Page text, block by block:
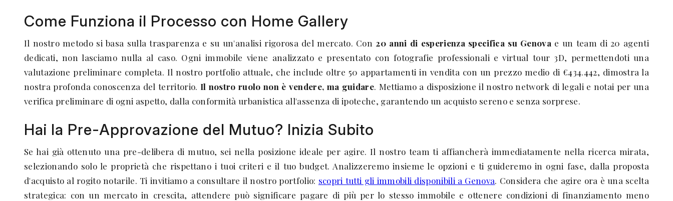
Come Funziona il Processo con Home Gallery
Il nostro metodo si basa sulla trasparenza e su un'analisi rigorosa del mercato. Con 20 anni di esperienza specifica su Genova e un team di 20 agenti
dedicati, non lasciamo nulla al caso. Ogni immobile viene analizzato e presentato con fotografie professionali e virtual tour 3D, permettendoti una
valutazione preliminare completa. Il nostro portfolio attuale, che include oltre 50 appartamenti in vendita con un prezzo medio di €434.442, dimostra la
nostra profonda conoscenza del territorio. Il nostro ruolo non è vendere, ma guidare. Mettiamo a disposizione il nostro network di legali e notai per una
verifica preliminare di ogni aspetto, dalla conformità urbanistica all'assenza di ipoteche, garantendo un acquisto sereno e senza sorprese.
Hai la Pre-Approvazione del Mutuo? Inizia Subito
Se hai già ottenuto una pre-delibera di mutuo, sei nella posizione ideale per agire. Il nostro team ti affiancherà immediatamente nella ricerca mirata,
selezionando solo le proprietà che rispettano i tuoi criteri e il tuo budget. Analizzeremo insieme le opzioni e ti guideremo in ogni fase, dalla proposta
d'acquisto al rogito notarile. Ti invitiamo a consultare il nostro portfolio: scopri tutti gli immobili disponibili a Genova. Considera che agire ora è una scelta
strategica: con un mercato in crescita, attendere può significare pagare di più per lo stesso immobile e ottenere condizioni di finanziamento meno